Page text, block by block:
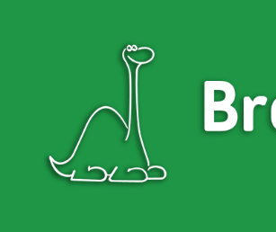
Brontosaurus
Brontosaurus